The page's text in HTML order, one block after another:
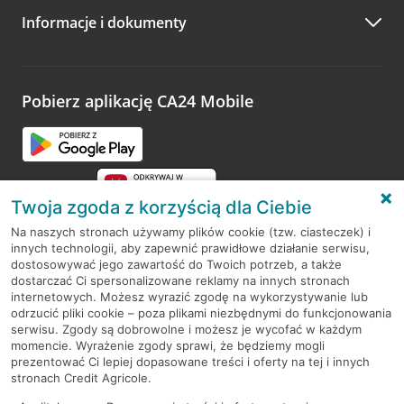
Zachęcamy do podzielenia się z nami opinią o wizycie.
opinie.
Informacje i dokumenty
Pobierz aplikację CA24 Mobile
RODO
Regulamin serwisu
Mapa serwisu
PolitykaCookies
Twoja zgoda z korzyścią dla Ciebie
Na naszych stronach używamy plików cookie (tzw. ciasteczek) i
innych technologii, aby zapewnić prawidłowe działanie serwisu,
dostosowywać jego zawartość do Twoich potrzeb, a także
dostarczać Ci spersonalizowane reklamy na innych stronach
internetowych. Możesz wyrazić zgodę na wykorzystywanie lub
odrzucić pliki cookie – poza plikami niezbędnymi do funkcjonowania
serwisu. Zgody są dobrowolne i możesz je wycofać w każdym
momencie. Wyrażenie zgody sprawi, że będziemy mogli
prezentować Ci lepiej dopasowane treści i oferty na tej i innych
stronach Credit Agricole.